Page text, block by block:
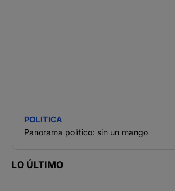
POLITICA
Panorama político: sin un mango
LO ÚLTIMO